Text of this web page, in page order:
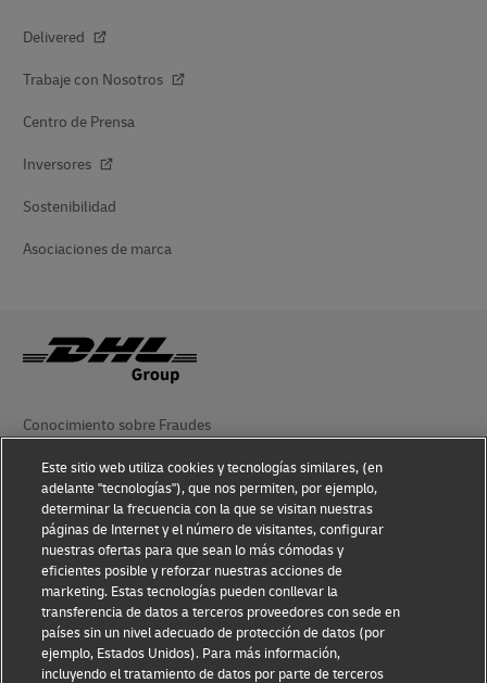
Delivered
Trabaje con Nosotros
Centro de Prensa
Inversores
Sostenibilidad
Asociaciones de marca
Conocimiento sobre Fraudes
Aviso Legal
Condiciones de Uso
Aviso de Privacidad
Información Adicional
Ajustes de cookies
Este sitio web utiliza cookies y tecnologías similares, (en
adelante "tecnologías"), que nos permiten, por ejemplo,
determinar la frecuencia con la que se visitan nuestras
páginas de Internet y el número de visitantes, configurar
nuestras ofertas para que sean lo más cómodas y
eficientes posible y reforzar nuestras acciones de
marketing. Estas tecnologías pueden conllevar la
transferencia de datos a terceros proveedores con sede en
países sin un nivel adecuado de protección de datos (por
ejemplo, Estados Unidos). Para más información,
incluyendo el tratamiento de datos por parte de terceros